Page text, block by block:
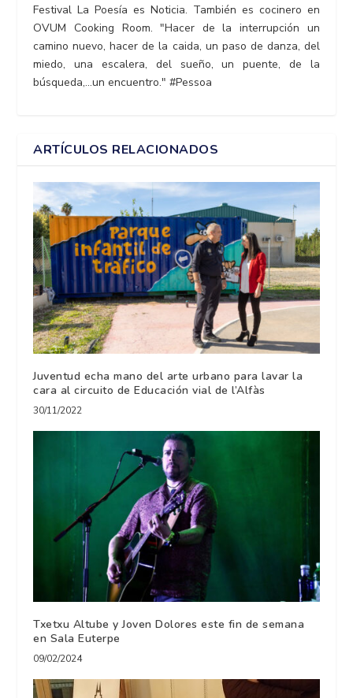
Festival La Poesía es Noticia. También es cocinero en
OVUM Cooking Room. "Hacer de la interrupción un
camino nuevo, hacer de la caida, un paso de danza, del
miedo, una escalera, del sueño, un puente, de la
búsqueda,...un encuentro." #Pessoa
ARTÍCULOS RELACIONADOS
Juventud echa mano del arte urbano para lavar la
cara al circuito de Educación vial de l’Alfàs
30/11/2022
Txetxu Altube y Joven Dolores este fin de semana
en Sala Euterpe
09/02/2024